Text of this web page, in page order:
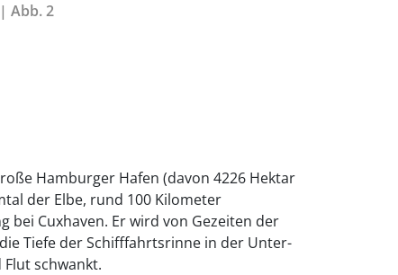
Abb. 2
Hamburger Hafen (davon 4226 Hektar
der Elbe, rund 100 Kilometer
bei Cuxhaven. Er wird von Gezeiten der
Tiefe der Schifffahrtsrinne in der Unter-
schwankt.